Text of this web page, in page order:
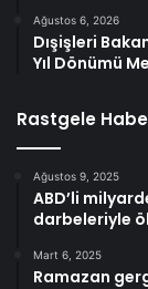
Ağustos 6, 2026
Dışişleri
Yıl Dönümü
Rastgele
Ağustos 9, 2025
ABD’li
darbeleriyle
Mart 6, 2025
Ramazan